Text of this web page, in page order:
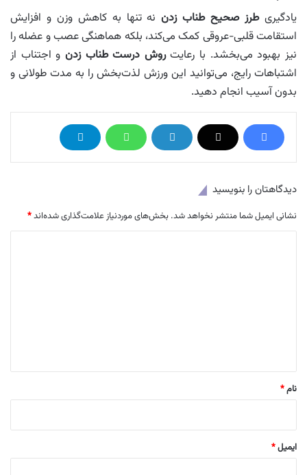
یادگیریطرز صحیح طناب زدننه تنها به کاهش وزن و افزایش
استقامت قلبی-عروقی کمک می‌کند، بلکه هماهنگی عصب و عضله را
نیز بهبود می‌بخشد. با رعایتروش درست طناب زدن و اجتناب از
اشتباهات رایج، می‌توانید این ورزش لذت‌بخش را به مدت طولانی و
بدون آسیب انجام دهید.
دیدگاهتان را بنویسید
نشانی ایمیل شما منتشر نخواهد شد. بخش‌های موردنیاز علامت‌گذاری شده‌اند*
نام*
ایمیل*